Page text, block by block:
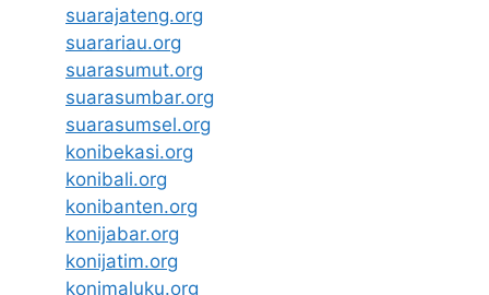
suarajateng.org
suarariau.org
suarasumut.org
suarasumbar.org
suarasumsel.org
konibekasi.org
konibali.org
konibanten.org
konijabar.org
konijatim.org
konimaluku.org